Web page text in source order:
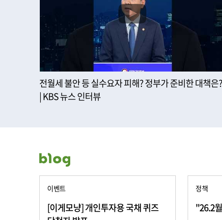
전월세 불안 등 실수요자 피해? 정부가 준비한 대책은?
| KBS 뉴스 인터뷰
이벤트
[이게모냥] 개인투자용 국채 퀴즈
정책
"26.2